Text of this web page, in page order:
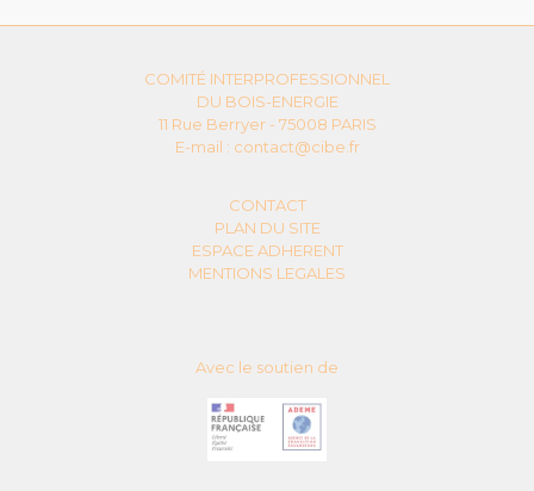
COMITÉ INTERPROFESSIONNEL
DU BOIS-ENERGIE
11 Rue Berryer - 75008 PARIS
E-mail : contact@cibe.fr
CONTACT
PLAN DU SITE
ESPACE ADHERENT
MENTIONS LEGALES
Avec le soutien de